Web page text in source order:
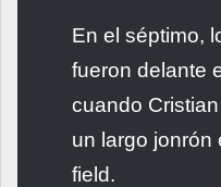
En el séptimo,
fueron delante
cuando
un largo jonrón
field.